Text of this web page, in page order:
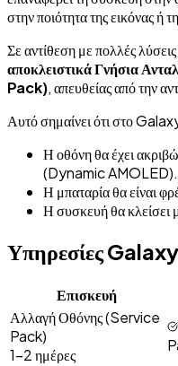
στην ποιότητα της εικόνας ή
Σε αντίθεση με πολλές
αποκλειστικά Γνήσια
Pack), απευθείας από την
Αυτό σημαίνει ότι στο
Η οθόνη θα έχει
(Dynamic AMOLED).
Η μπαταρία θα είναι
Η συσκευή θα κλείσει
Υπηρεσίες
Επισκευή
Αλλαγή Οθόνης (Service
Pack)
1-2 ημέρες